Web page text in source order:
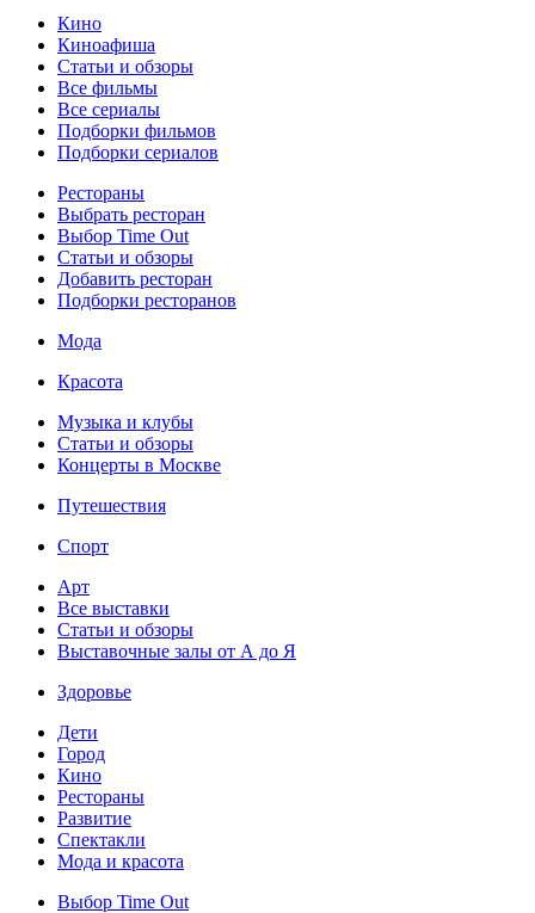
Кино
Киноафиша
Статьи и обзоры
Все фильмы
Все сериалы
Подборки фильмов
Подборки сериалов
Рестораны
Выбрать ресторан
Выбор Time Out
Статьи и обзоры
Добавить ресторан
Подборки ресторанов
Мода
Красота
Музыка и клубы
Статьи и обзоры
Концерты в Москве
Путешествия
Спорт
Арт
Все выставки
Статьи и обзоры
Выставочные залы от А до Я
Здоровье
Дети
Город
Кино
Рестораны
Развитие
Спектакли
Мода и красота
Выбор Time Out